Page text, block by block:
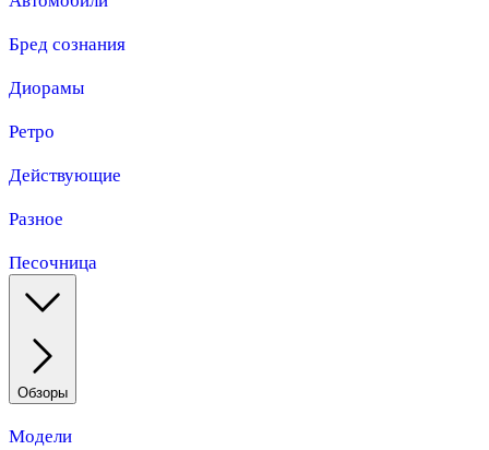
Бред сознания
Диорамы
Ретро
Действующие
Разное
Песочница
Обзоры
Модели